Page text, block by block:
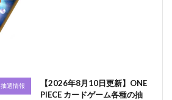
抽選情報
【2026年8月10日更新】ONE
PIECE カードゲーム各種の抽